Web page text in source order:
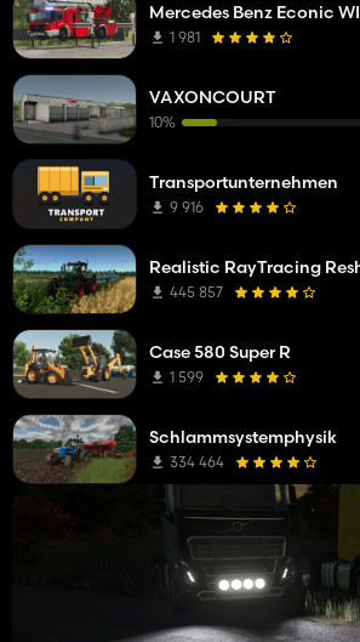
1 981
VAXONCOURT
10%
Transportunternehmen
9 916
Realistic RayTracing
445 857
Case 580 Super R
1 599
Schlammsystemphysik
334 464